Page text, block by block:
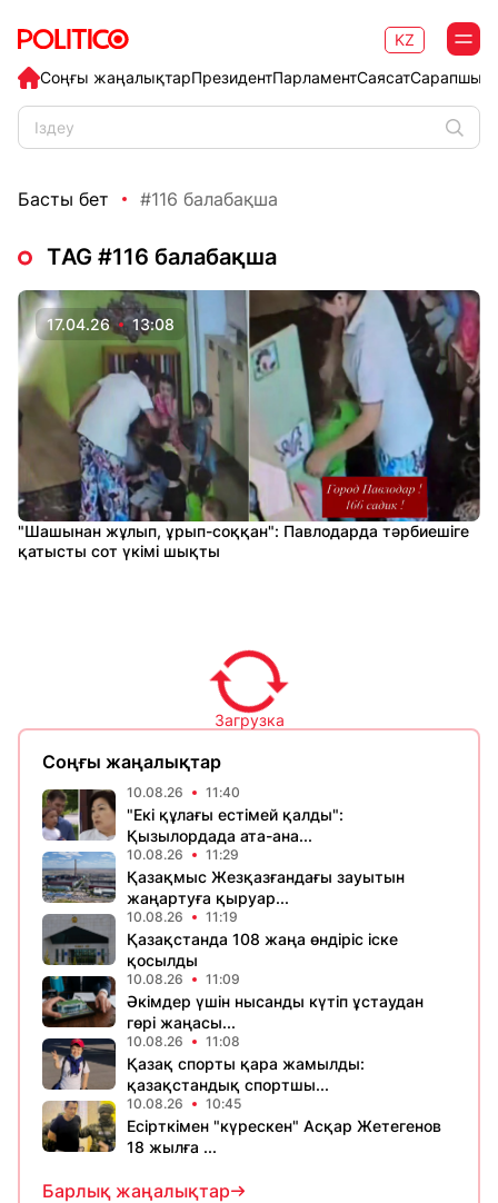
Соңғы жаңалықтарПрезидентПарламентСаясат
KZ
Басты бет #116 балабақша
ТAG #116 балабақша
17.04.26 13:08
"Шашынан жұлып, ұрып-соққан": Павлодарда тәрбиешіге
қатысты сот үкімі шықты
Загрузка
Соңғы жаңалықтар
10.08.26 11:40
"Екі құлағы естімей қалды":
Қызылордада ата-ана...
10.08.26 11:29
Қазақмыс Жезқазғандағы зауытын
жаңартуға қыруар...
10.08.26 11:19
Қазақстанда 108 жаңа өндіріс іске
қосылды
10.08.26 11:09
Әкімдер үшін нысанды күтіп ұстаудан
гөрі жаңасы...
10.08.26 11:08
Қазақ спорты қара жамылды:
қазақстандық спортшы...
10.08.26 10:45
Есірткімен "күрескен" Асқар Жетегенов
18 жылға ...
Барлық жаңалықтар